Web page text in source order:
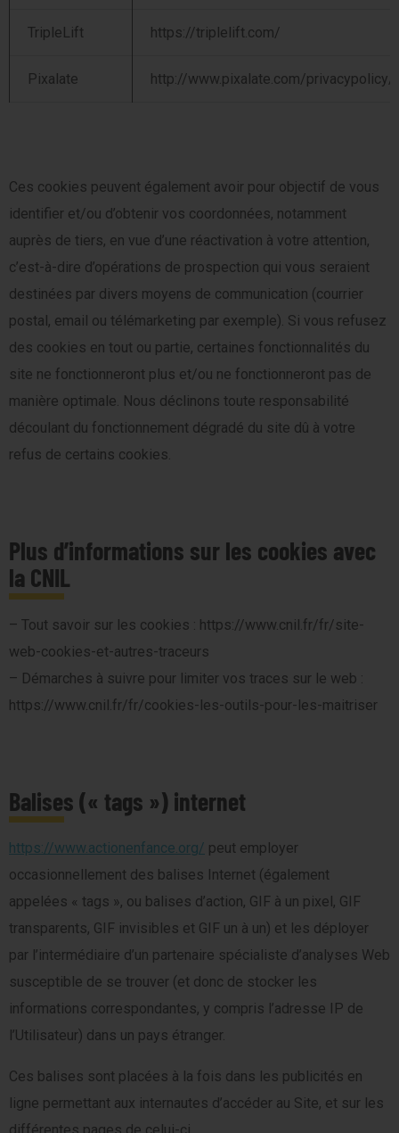
TripleLift https://triplelift.com/
Pixalate http://www.pixalate.com/privacypolicy/
Ces cookies peuvent également avoir pour objectif de vous
identifier et/ou d’obtenir vos coordonnées, notamment
auprès de tiers, en vue d’une réactivation à votre attention,
c’est-à-dire d’opérations de prospection qui vous seraient
destinées par divers moyens de communication (courrier
postal, email ou télémarketing par exemple). Si vous refusez
des cookies en tout ou partie, certaines fonctionnalités du
site ne fonctionneront plus et/ou ne fonctionneront pas de
manière optimale. Nous déclinons toute responsabilité
découlant du fonctionnement dégradé du site dû à votre
refus de certains cookies.
Plus d’informations sur les cookies avec
la CNIL
– Tout savoir sur les cookies : https://www.cnil.fr/fr/site-
web-cookies-et-autres-traceurs
– Démarches à suivre pour limiter vos traces sur le web :
https://www.cnil.fr/fr/cookies-les-outils-pour-les-maitriser
Balises (« tags ») internet
https://www.actionenfance.org/ peut employer
occasionnellement des balises Internet (également
appelées « tags », ou balises d’action, GIF à un pixel, GIF
transparents, GIF invisibles et GIF un à un) et les déployer
par l’intermédiaire d’un partenaire spécialiste d’analyses Web
susceptible de se trouver (et donc de stocker les
informations correspondantes, y compris l’adresse IP de
l’Utilisateur) dans un pays étranger.
Ces balises sont placées à la fois dans les publicités en
ligne permettant aux internautes d’accéder au Site, et sur les